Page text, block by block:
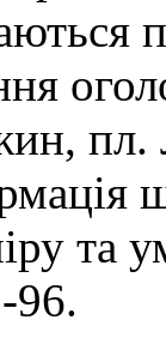
пл.
та
96.